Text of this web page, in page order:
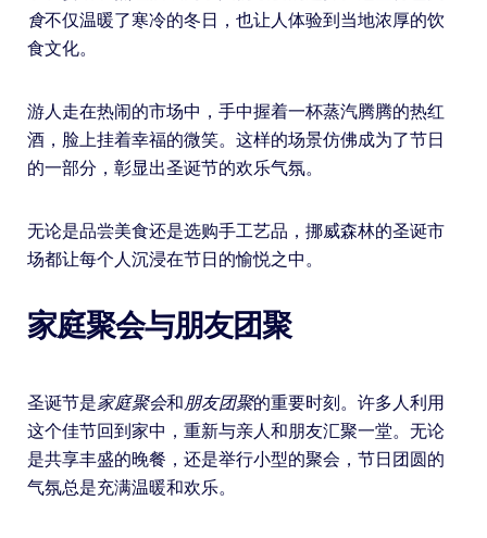
食不仅温暖了寒冷的冬日，也让人体验到当地浓厚的饮
食文化。
游人走在热闹的市场中，手中握着一杯蒸汽腾腾的热红
酒，脸上挂着幸福的微笑。这样的场景仿佛成为了节日
的一部分，彰显出圣诞节的欢乐气氛。
无论是品尝美食还是选购手工艺品，挪威森林的圣诞市
场都让每个人沉浸在节日的愉悦之中。
家庭聚会与朋友团聚
圣诞节是家庭聚会和朋友团聚的重要时刻。许多人利用
这个佳节回到家中，重新与亲人和朋友汇聚一堂。无论
是共享丰盛的晚餐，还是举行小型的聚会，节日团圆的
气氛总是充满温暖和欢乐。